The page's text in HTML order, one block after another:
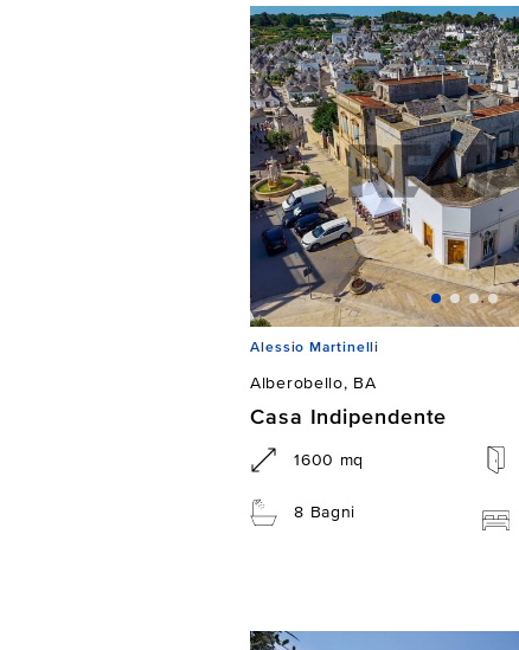
Alessio Martinelli
Alberobello, BA
Casa Indipendente
1600 mq
8 Bagni